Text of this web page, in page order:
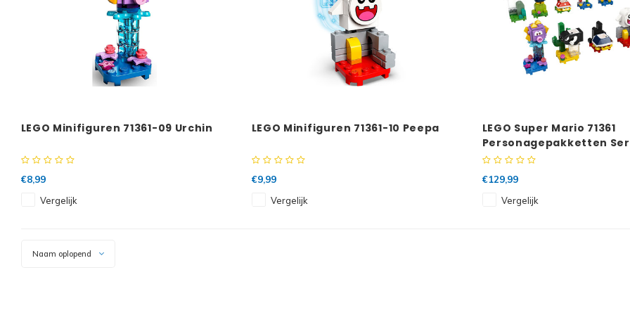
LEGO Minifiguren 71361-09 Urchin
€8,99
Vergelijk
LEGO Minifiguren 71361-10 Peepa
€9,99
Vergelijk
LEGO Super Mario 71361
Personagepakketten
Complete Serie
€129,99
Vergelijk
Naam oplopend